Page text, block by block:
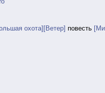
охота] [Ветер] повесть